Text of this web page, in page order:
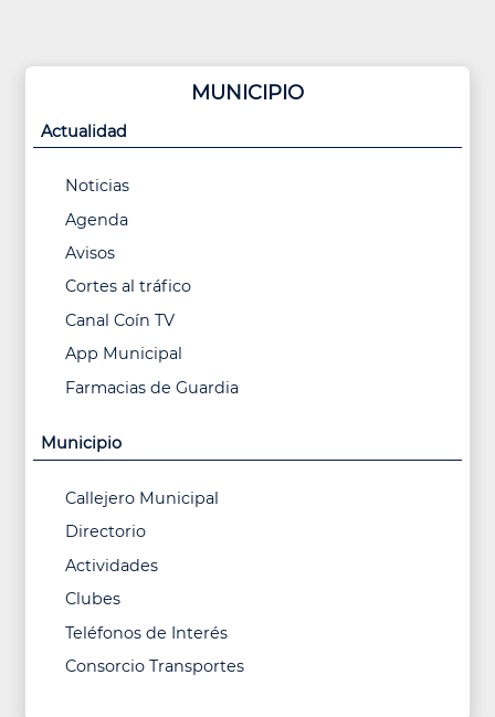
MUNICIPIO
Actualidad
Noticias
Agenda
Avisos
Cortes al tráfico
Canal Coín TV
App Municipal
Farmacias de Guardia
Municipio
Callejero Municipal
Directorio
Actividades
Clubes
Teléfonos de Interés
Consorcio Transportes